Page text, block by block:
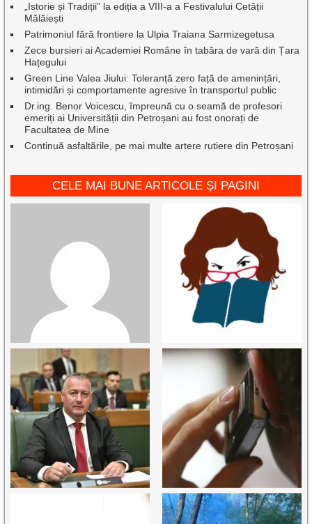
„Istorie și Tradiții” la ediția a VIII-a a Festivalului Cetății
Mălăiești
Patrimoniul fără frontiere la Ulpia Traiana Sarmizegetusa
Zece bursieri ai Academiei Române în tabăra de vară din Țara
Hațegului
Green Line Valea Jiului: Toleranță zero față de amenințări,
intimidări și comportamente agresive în transportul public
Dr.ing. Benor Voicescu, împreună cu o seamă de profesori
emeriți ai Universității din Petroșani au fost onorați de
Facultatea de Mine
Continuă asfaltările, pe mai multe artere rutiere din Petroșani
CELE MAI BUNE ARTICOLE ȘI PAGINI